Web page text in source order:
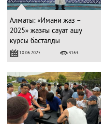
Алматы: «Имани жаз –
2025» жазғы сауат ашу
курсы басталды
10.06.2025 3163